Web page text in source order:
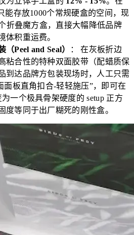
能存放1000个常规硬盒的空间，现
折叠魔方盒，直接大幅降低品牌
体积重运费。
Peel and Seal）
： 在灰板折边
粘合性的特种双面胶带（配蜡质保
到达品牌方包装现场时，人工只需
面板直角扣合-轻轻施压”，即可在
一个极具骨架硬度的 setup 正方
度等同于出厂糊死的刚性盒。